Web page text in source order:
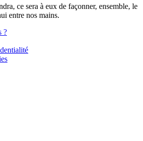
ce sera à eux de façonner, ensemble, le
entre nos mains.
?